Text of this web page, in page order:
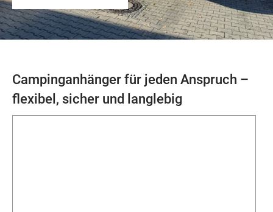
Campinganhänger für jeden Anspruch –
flexibel, sicher und langlebig